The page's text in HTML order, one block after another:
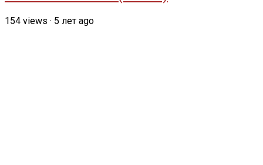
154 views · 5 лет ago